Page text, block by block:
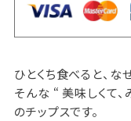
ひとくち食べると、な
そんな “ 美味しくて
のチップスです。